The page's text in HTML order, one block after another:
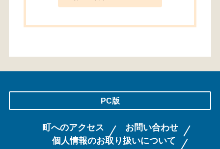
PC版
町へのアクセス
お問い合わせ
個人情報のお取り扱いについて